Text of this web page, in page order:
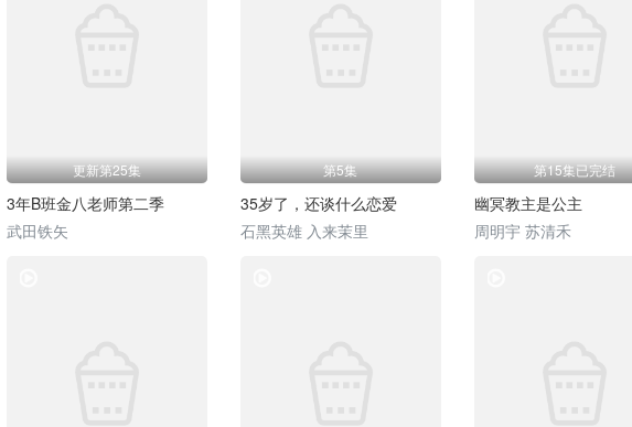
更新第25集
3年B班金八老师第二季
武田铁矢
第5集
35岁了，还谈什么恋爱
石黑英雄 入来茉里
第15集已完结
幽冥教主是公主
周明宇 苏清禾